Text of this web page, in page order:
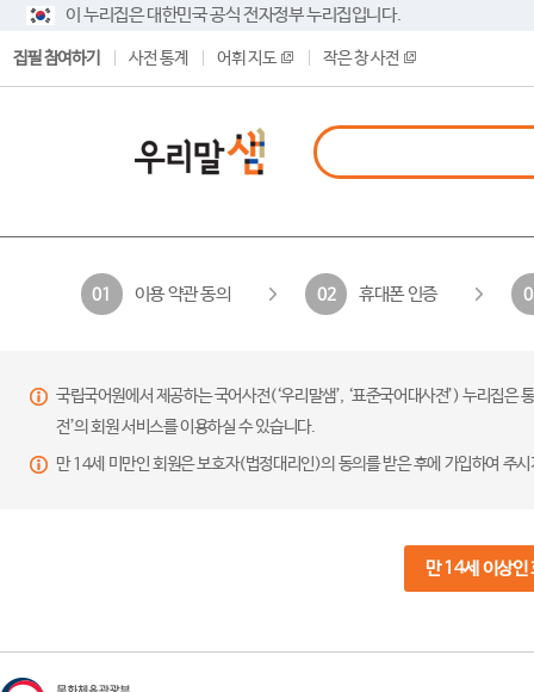
이 누리집은 대한민국 공식 전자정부 누리집입니다.
집필 참여하기 사전 통계 어휘 지도 작은 창 사전
01 이용 약관 동의 02 휴대폰 인증
국립국어원에서 제공하는 국어사전(‘우리말샘’, ‘표준국어대사전’) 누리집
전’의 회원 서비스를 이용하실 수 있습니다.
만 14세 미만인 회원은 보호자(법정대리인)의 동의를 받은 후에 가입하여 주
만 14세 이상인